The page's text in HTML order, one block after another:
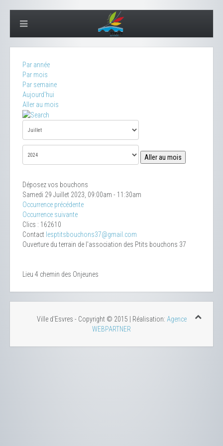
Par année
Par mois
Par semaine
Aujourd'hui
Aller au mois
Aller au mois
Déposez vos bouchons
Samedi 29 Juillet 2023, 09:00am - 11:30am
Occurrence précédente
Occurrence suivante
Clics : 162610
Contact lesptitsbouchons37@gmail.com
Ouverture du terrain de l'association des Ptits bouchons 37
Lieu 4 chemin des Onjeunes
Ville d'Esvres - Copyright © 2015 | Réalisation: Agence
WEBPARTNER